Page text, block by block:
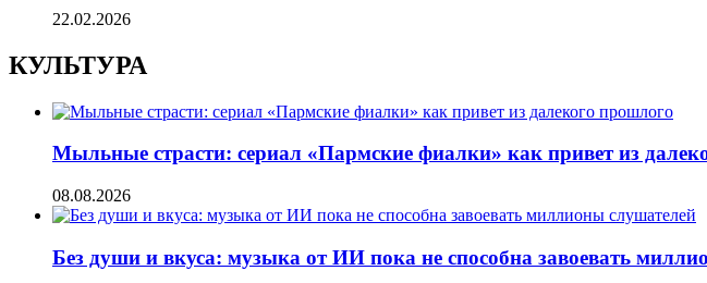
22.02.2026
КУЛЬТУРА
Мыльные страсти: сериал «Пармские фиалки» как привет из
08.08.2026
Без души и вкуса: музыка от ИИ пока не способна завоевать